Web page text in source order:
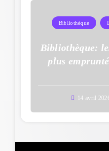
Bibliothèque
Bibliothèque:
plus
14 avril